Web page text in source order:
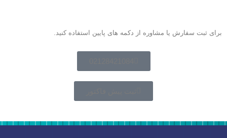
برای ثبت سفارش یا مشاوره از دکمه های پایین استفاده کنید.